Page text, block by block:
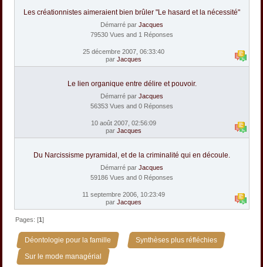
Les créationnistes aimeraient bien brûler "Le hasard et la nécessité"
Démarré par Jacques
79530 Vues and 1 Réponses
25 décembre 2007, 06:33:40
par Jacques
Le lien organique entre délire et pouvoir.
Démarré par Jacques
56353 Vues and 0 Réponses
10 août 2007, 02:56:09
par Jacques
Du Narcissisme pyramidal, et de la criminalité qui en découle.
Démarré par Jacques
59186 Vues and 0 Réponses
11 septembre 2006, 10:23:49
par Jacques
Pages: [1]
Déontologie pour la famille » Synthèses plus réfléchies »
Sur le mode managérial